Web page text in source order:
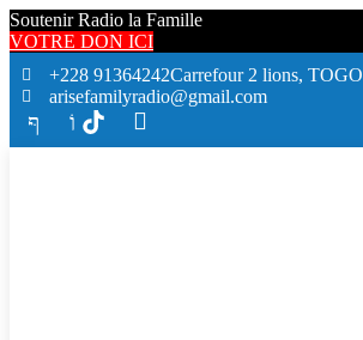
Soutenir Radio la Famille
VOTRE DON ICI
+228 91364242Carrefour 2 lions, TOGO
arisefamilyradio@gmail.com